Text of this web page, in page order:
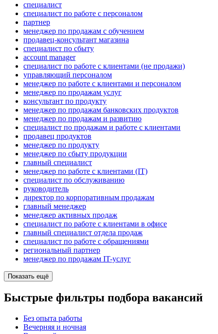
специалист
специалист по работе с персоналом
партнер
менеджер по продажам с обучением
продавец-консультант магазина
специалист по сбыту
account manager
специалист по работе с клиентами (не продажи)
управляющий персоналом
менеджер по работе с клиентами и персоналом
менеджер по продажам услуг
консультант по продукту
менеджер по продажам банковских продуктов
менеджер по продажам и развитию
специалист по продажам и работе с клиентами
продавец продуктов
менеджер по продукту
менеджер по сбыту продукции
главный специалист
менеджер по работе с клиентами (IT)
специалист по обслуживанию
руководитель
директор по корпоративным продажам
главный менеджер
менеджер активных продаж
специалист по работе с клиентами в офисе
главный специалист отдела продаж
специалист по работе с обращениями
региональный партнер
менеджер по продажам IT-услуг
Показать ещё
Быстрые фильтры подбора вакансий
Без опыта работы
Вечерняя и ночная